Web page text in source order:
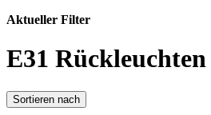
Aktueller Filter
E31 Rückleuchten
Sortieren nach